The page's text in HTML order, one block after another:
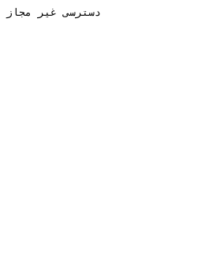
دسترسی غیر مجاز